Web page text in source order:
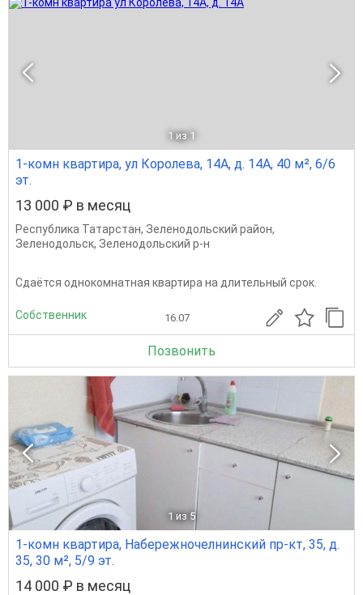
1 из 1
1-комн квартира, ул Королева, 14А, д. 14А, 40 м², 6/6
эт.
13 000 ₽ в месяц
Республика Татарстан, Зеленодольский район,
Зеленодольск, Зеленодольский р-н
Сдаётся однокомнатная квартира на длительный срок.
Собственник 16.07
Позвонить
1 из 5
1-комн квартира, Набережночелнинский пр-кт, 35, д.
35, 30 м², 5/9 эт.
14 000 ₽ в месяц